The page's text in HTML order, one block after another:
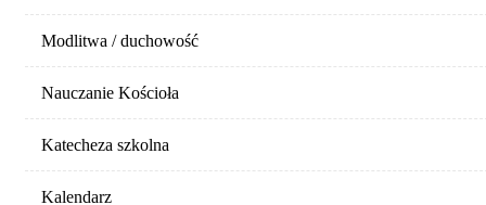
Modlitwa / duchowość
Nauczanie Kościoła
Katecheza szkolna
Kalendarz